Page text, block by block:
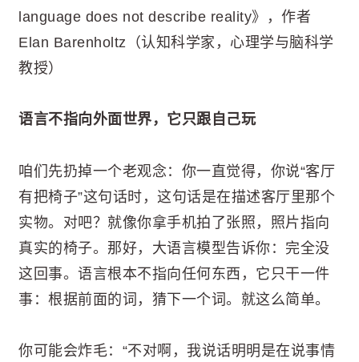
language does not describe reality》，作者
Elan Barenholtz（认知科学家，心理学与脑科学
教授）
语言不指向外面世界，它只跟自己玩
咱们先扔掉一个老观念：你一直觉得，你说“客厅
有把椅子”这句话时，这句话是在描述客厅里那个
实物。对吧？就像你拿手机拍了张照，照片指向
真实的椅子。那好，大语言模型告诉你：完全没
这回事。语言根本不指向任何东西，它只干一件
事：根据前面的词，猜下一个词。就这么简单。
你可能会炸毛：“不对啊，我说话明明是在说事情